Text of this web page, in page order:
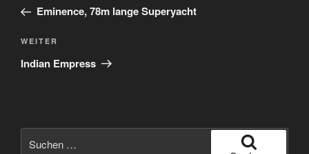
BeitragEminence, 78m lange Superyacht
Nächster
Beitrag
WEITER
Indian Empress